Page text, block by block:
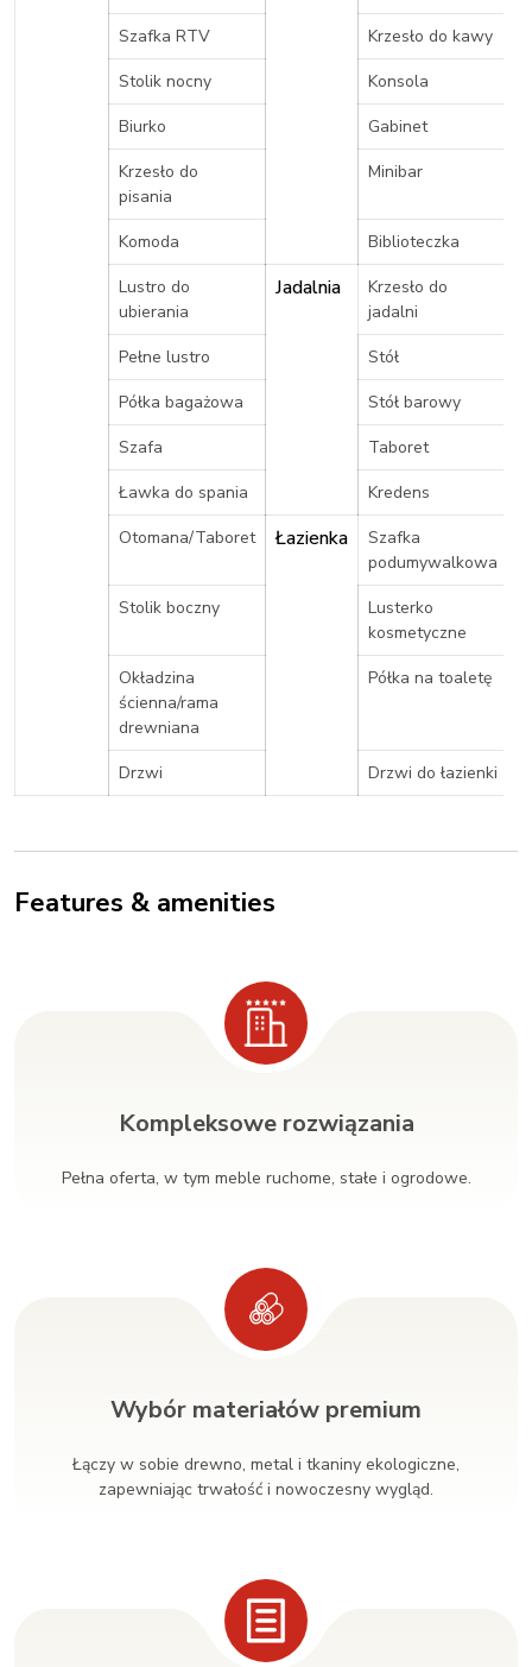
Szafka RTV
Krzesło do kawy
Stolik nocny
Konsola
Biurko
Gabinet
Krzesło do
pisania
Minibar
Komoda
Biblioteczka
Lustro do
ubierania
Jadalnia
Krzesło do
jadalni
Pełne lustro
Stół
Półka bagażowa
Stół barowy
Szafa
Taboret
Ławka do spania
Kredens
Otomana/Taboret
Łazienka
Szafka
podumywalkowa
Stolik boczny
Lusterko
kosmetyczne
Okładzina
ścienna/rama
drewniana
Półka na toaletę
Drzwi Drzwi do łazienki
Features & amenities
Kompleksowe rozwiązania
Pełna oferta, w tym meble ruchome, stałe i ogrodowe.
Wybór materiałów premium
Łączy w sobie drewno, metal i tkaniny ekologiczne,
zapewniając trwałość i nowoczesny wygląd.